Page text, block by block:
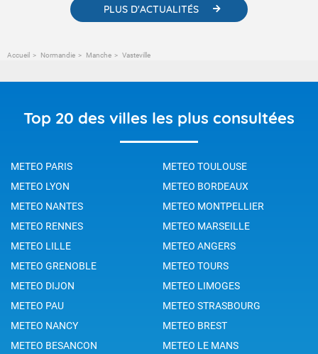
PLUS D'ACTUALITÉS
Accueil Normandie Manche Vasteville
Top 20 des villes les plus consultées
METEO PARIS
METEO TOULOUSE
METEO LYON
METEO BORDEAUX
METEO NANTES
METEO MONTPELLIER
METEO RENNES
METEO MARSEILLE
METEO LILLE
METEO ANGERS
METEO GRENOBLE
METEO TOURS
METEO DIJON
METEO LIMOGES
METEO PAU
METEO STRASBOURG
METEO NANCY
METEO BREST
METEO BESANCON
METEO LE MANS